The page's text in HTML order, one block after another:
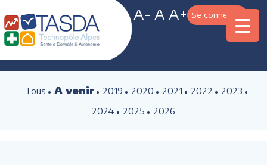
A- A A+ Se connecter
Tous A venir 2019 2020 2021 2022
2023
2024
2025 2026